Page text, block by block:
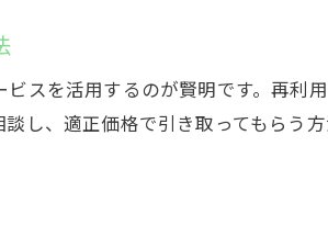
即日対応も叶う遺品整理のポイント
遺品整理で即日対応業者を選
スを活用するのが賢明です。再利
し、適正価格で引き取ってもらう